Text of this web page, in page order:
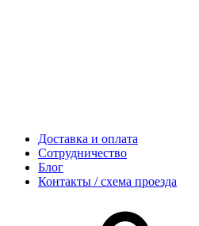
Доставка и оплата
Сотрудничество
Блог
Контакты / схема проезда